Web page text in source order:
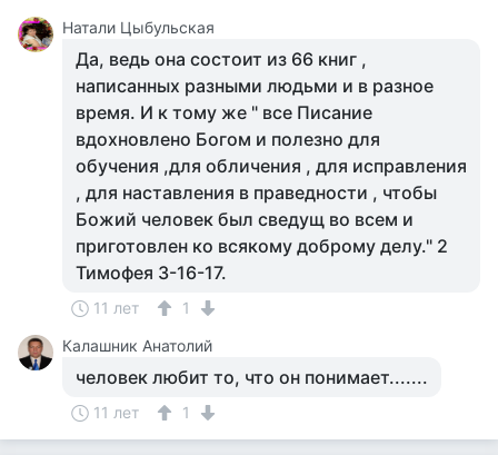
Натали Цыбульская
Да, ведь она состоит из 66 книг ,
написанных разными людьми и в разное
время. И к тому же " все Писание
вдохновлено Богом и полезно для
обучения ,для обличения , для исправления
, для наставления в праведности , чтобы
Божий человек был сведущ во всем и
приготовлен ко всякому доброму делу." 2
Тимофея 3-16-17.
11 лет
1
Калашник Анатолий
человек любит то, что он понимает.......
11 лет 1